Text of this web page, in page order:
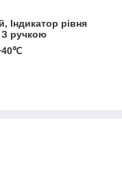
Індикатор рівня
З ручкою